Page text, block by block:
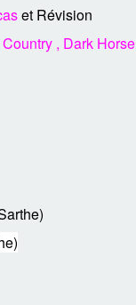
et Révision
, Dark Horse